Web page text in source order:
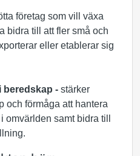
företag som vill växa
bidra till att fler små och
eller etablerar sig
beredskap - stärker
och förmåga att hantera
omvärlden samt bidra till